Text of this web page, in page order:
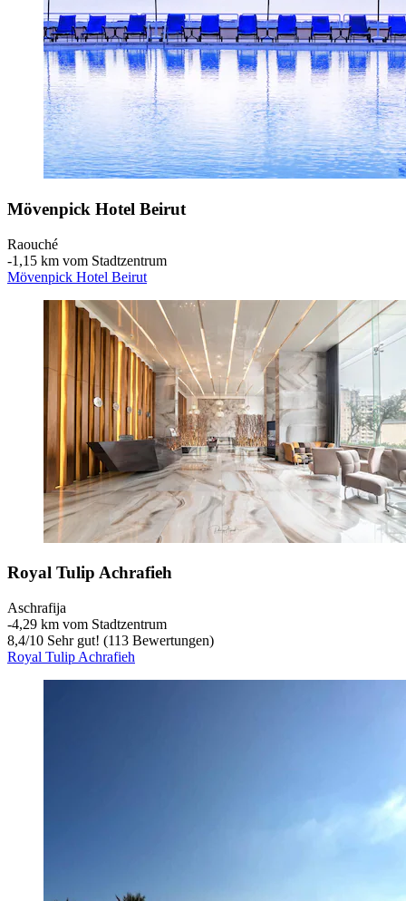
Mövenpick Hotel Beirut
Raouché
‐1,15 km vom Stadtzentrum
Mövenpick Hotel Beirut
Royal Tulip Achrafieh
Aschrafija
‐4,29 km vom Stadtzentrum
8,4/10 Sehr gut! (113 Bewertungen)
Royal Tulip Achrafieh